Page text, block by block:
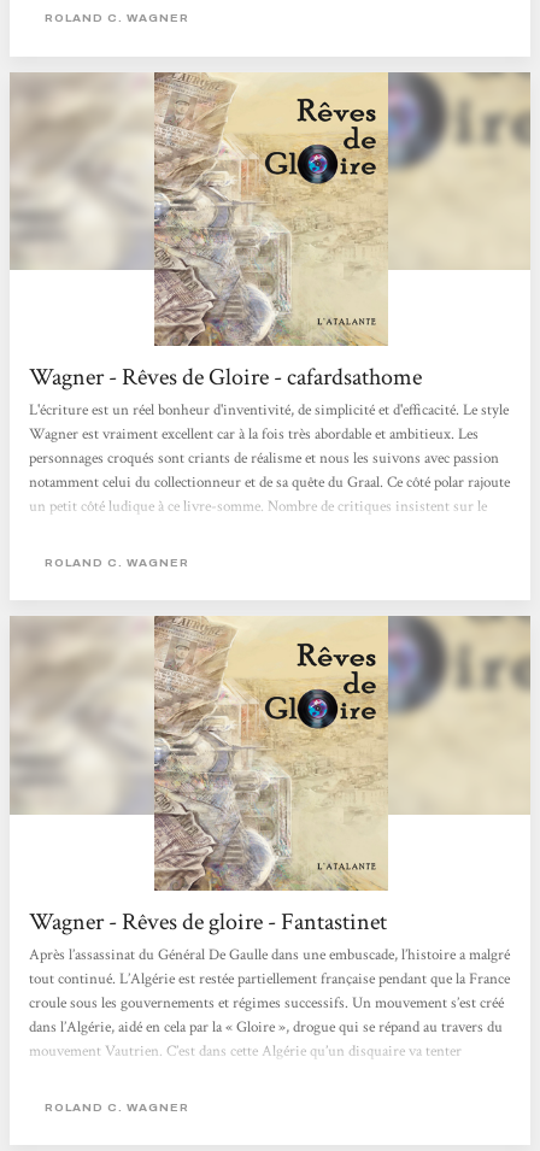
Roland C. Wagner (en grand format chez l'Atalante), ne se dévorent pas d'une
intense, complexe mais passionnante, un roman...
ROLAND C. WAGNER
Wagner - Rêves de Gloire - cafardsathome
L'écriture est un réel bonheur d'inventivité, de simplicité et d'efficacité. Le style
Wagner est vraiment excellent car à la fois très abordable et ambitieux. Les
personnages croqués sont criants de réalisme et nous les suivons avec passion
notamment celui du collectionneur et de sa quête du Graal. Ce côté polar rajoute
un petit côté ludique à ce livre-somme. Nombre de critiques insistent sur le
impression de vérité et de terrain connu qui s'exhale de l'œuvre au fur et à
ROLAND C. WAGNER
Wagner - Rêves de gloire - Fantastinet
Après l’assassinat du Général De Gaulle dans une embuscade, l’histoire a malgré
tout continué. L’Algérie est restée partiellement française pendant que la France
croule sous les gouvernements et régimes successifs. Un mouvement s’est créé
dans l’Algérie, aidé en cela par la « Gloire », drogue qui se répand au travers du
mouvement Vautrien. C’est dans cette Algérie qu’un disquaire va tenter
moi, au...
ROLAND C. WAGNER